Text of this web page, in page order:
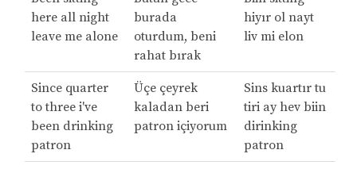
here all night
leave me alone
burada
oturdum, beni
rahat bırak
hiyır ol nayt
liv mi elon
Since quarter
to three i've
been drinking
patron
Üçe çeyrek
kaladan beri
patron içiyorum
Sins kuartır tu
tiri ay hev biin
dirinking
patron